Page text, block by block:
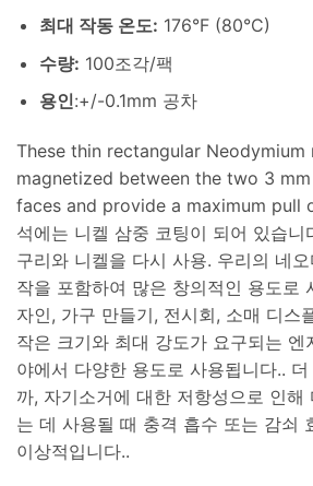
최대 작동 온도: 176°F (80°C)
수량: 100조각/팩
용인:+/-0.1mm 공차
These thin rectangular
magnetized between the two 3
faces and provide a maximum pull
석에는 니켈 삼중 코팅이 되어 있습니
구리와 니켈을 다시 사용. 우리의 네
작을 포함하여 많은 창의적인 용도로
자인, 가구 만들기, 전시회, 소매 디스
작은 크기와 최대 강도가 ​​요구되는 엔
야에서 다양한 용도로 사용됩니다..
까, 자기소거에 대한 저항성으로 인해
는 데 사용될 때 충격 흡수 또는 감쇠
이상적입니다..